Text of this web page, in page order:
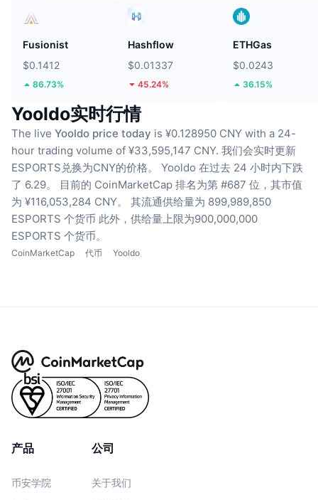
Fusionist
$0.1412
86.73%
Hashflow
$0.01337
45.24%
ETHGas
$0.0243
36.15%
Yooldo实时行情
The live Yooldo price today is ¥0.128950 CNY with a 24-
hour trading volume of ¥33,595,147 CNY. 我们会实时更新
ESPORTS兑换为CNY的价格。
Yooldo 在过去 24 小时内下跌
了 6.29。
目前的 CoinMarketCap 排名为第 #687 位，其市值
为 ¥116,053,284 CNY。
其流通供给量为 899,989,850
ESPORTS 个货币 此外，供给量上限为900,000,000
ESPORTS 个货币。
CoinMarketCap 代币 Yooldo
产品
币安学院
公司
关于我们